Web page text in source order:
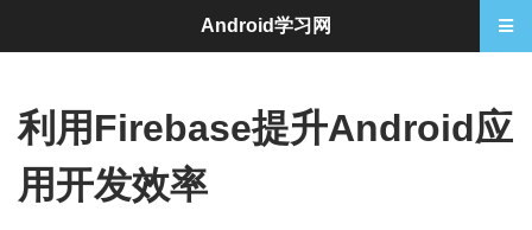
利用Firebase提升Android应
用开发效率
Android学习网